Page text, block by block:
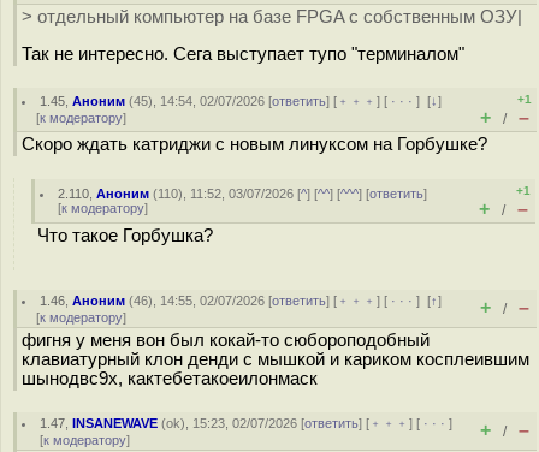
> отдельный компьютер на базе FPGA с собственным ОЗУ|
Так не интересно. Сега выступает тупо "терминалом"
1.45 ,Аноним (45), 14:54, 02/07/2026 [ответить] [ ﹢﹢﹢] [ · · ·][↓]
[к модератору]
+1
+ / –
Скоро ждать катриджи с новым линуксом на Горбушке?
2.110 ,Аноним (110), 11:52, 03/07/2026 [^] [^^] [^^^] [ответить]
[к модератору]
+1
+ / –
Что такое Горбушка?
1.46 ,Аноним (46), 14:55, 02/07/2026 [ответить] [ ﹢﹢﹢] [ · · ·][↑]
[к модератору] + / –
фигня у меня вон был кокай-то сюбороподобный
клавиатурный клон денди с мышкой и кариком косплеившим
шынодвс9x, кактебетакоеилонмаск
1.47 ,INSANEWAVE (ok), 15:23, 02/07/2026 [ответить] [ ﹢﹢﹢] [ · · ·]
[к модератору] + / –